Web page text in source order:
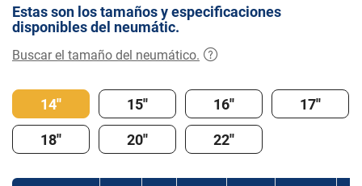
Estas son los tamaños y especificaciones
disponibles del neumátic.
Buscar el tamaño del neumático.
14'' 15'' 16''
17''
18''
20'' 22''